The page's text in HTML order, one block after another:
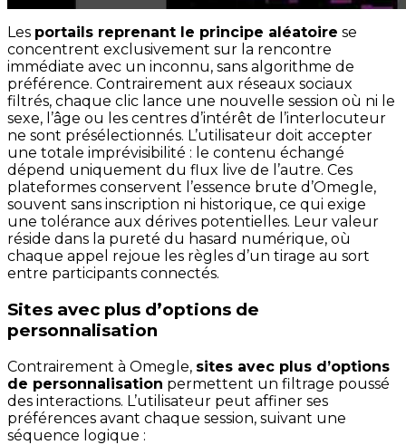
Les portails reprenant le principe aléatoire se
concentrent exclusivement sur la rencontre
immédiate avec un inconnu, sans algorithme de
préférence. Contrairement aux réseaux sociaux
filtrés, chaque clic lance une nouvelle session où ni le
sexe, l’âge ou les centres d’intérêt de l’interlocuteur
ne sont présélectionnés. L’utilisateur doit accepter
une totale imprévisibilité : le contenu échangé
dépend uniquement du flux live de l’autre. Ces
plateformes conservent l’essence brute d’Omegle,
souvent sans inscription ni historique, ce qui exige
une tolérance aux dérives potentielles. Leur valeur
réside dans la pureté du hasard numérique, où
chaque appel rejoue les règles d’un tirage au sort
entre participants connectés.
Sites avec plus d’options de
personnalisation
Contrairement à Omegle, sites avec plus d’options
de personnalisation permettent un filtrage poussé
des interactions. L’utilisateur peut affiner ses
préférences avant chaque session, suivant une
séquence logique :